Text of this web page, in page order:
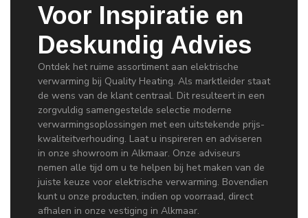
Voor Inspiratie en
Deskundig Advies
Ontdek het ruime assortiment aan elektrische
verwarming bij Quality Heating. Als marktleider staat
de wens van de klant centraal. Dit resulteert in een
zorgvuldig samengestelde selectie moderne
verwarmingsoplossingen met een uitstekende prijs-
kwaliteitverhouding. Laat u inspireren en adviseren
in onze showroom in Alkmaar. Onze adviseurs
nemen alle tijd om u te helpen bij het maken van de
juiste keuze voor elektrische verwarming. Bovendien
kunt u onze producten, indien op voorraad, direct
afhalen in onze vestiging in Alkmaar.